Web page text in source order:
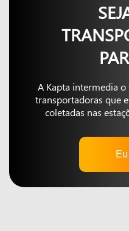
A Kapta intermedia
transportadoras que
coletadas nas